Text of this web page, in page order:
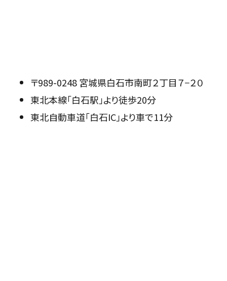
〒989-0248 宮城県白石市南町２丁目７−２０
東北本線「白石駅」より徒歩20分
東北自動車道「白石IC」より車で11分